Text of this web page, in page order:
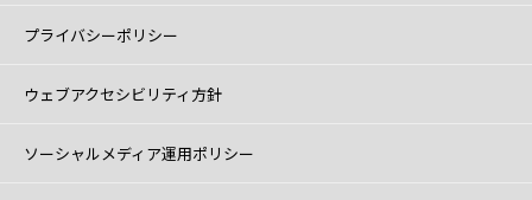
プライバシーポリシー
ウェブアクセシビリティ方針
ソーシャルメディア運用ポリシー